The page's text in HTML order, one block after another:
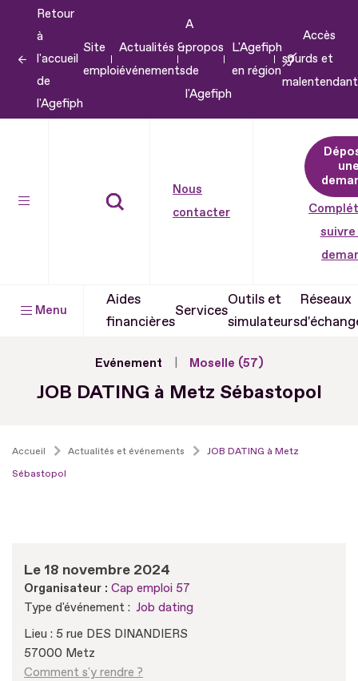
contenu
Retour
à
l'accueil
de
l'Agefiph
Site
emploi
Actualités &
événements
A
propos
de
l'Agefiph
L'Agefiph
en région
Accès
sourds et
Nous
contacter
suivre
Menu
Aides
financières
Services
Outils et
simulateurs
Réseaux
Evénement Moselle (57)
JOB DATING à Metz Sébastopol
Accueil Actualités et événements
JOB DATING à Metz
Sébastopol
Le 18 novembre 2024
Organisateur : Cap emploi 57
Type d'événement : Job dating
Lieu : 5 rue DES DINANDIERS
57000 Metz
Comment s'y rendre ?